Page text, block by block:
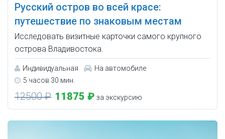
Русский остров во всей красе:
путешествие по знаковым местам
Исследовать визитные карточки самого крупного
острова Владивостока.
Индивидуальная
На автомобиле
5 часов 30 мин.
12500 ₽ 11875 ₽ за экскурсию